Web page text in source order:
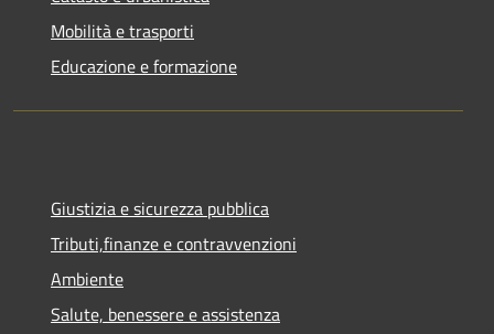
Mobilità e trasporti
Educazione e formazione
Giustizia e sicurezza pubblica
Tributi,finanze e contravvenzioni
Ambiente
Salute, benessere e assistenza